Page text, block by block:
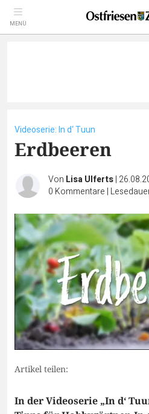
MENÜ
Videoserie: In d‘ Tuun
Erdbeeren
Von Lisa Ulferts|
0 Kommentare |
Artikel teilen:
In der Videoserie „In d‘